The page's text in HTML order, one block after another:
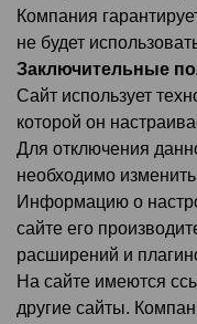
Компания
не будет
Заключительные
Сайт использует
которой он
Для отключения
необходимо
Информацию о
сайте его
расширений и
На сайте имеются
другие сайты.